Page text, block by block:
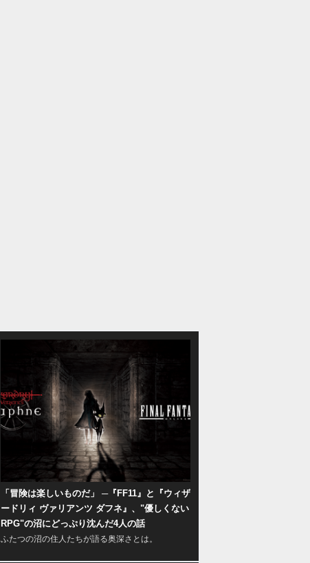
「冒険は楽しいものだ」 ─『FF11』と『ウィザ
ードリィ ヴァリアンツ ダフネ』、"優しくない
RPG"の沼にどっぷり沈んだ4人の話
ふたつの沼の住人たちが語る奥深さとは。